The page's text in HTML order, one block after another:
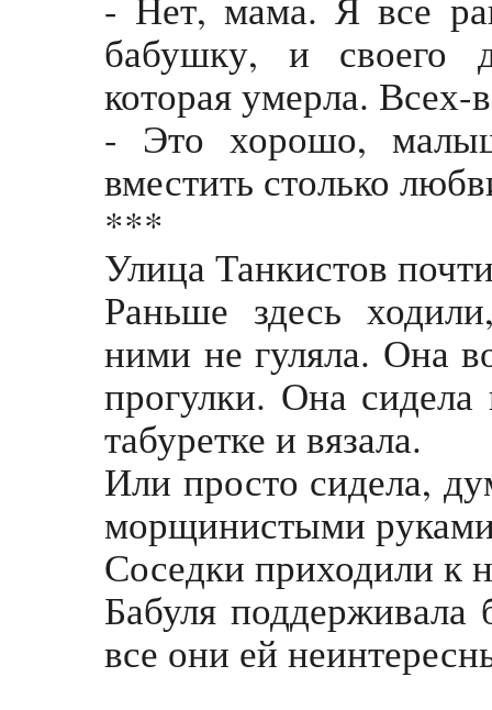
бабушку, и своего
которая умерла. Всех-
- Это хорошо,
вместить столько
***
Улица Танкистов
Раньше здесь
ними не гуляла. Она
прогулки. Она
табуретке и вязала.
Или просто сидела,
морщинистыми
Соседки приходили к
Бабуля
все они ей